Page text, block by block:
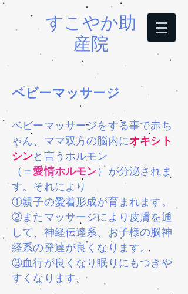
すこやか助
産院
ベビーマッサージ
ベビーマッサージをする事で赤ち
ゃん、ママ双方の脳内にオキシト
シンと言うホルモン
（＝愛情ホルモン）が分泌されま
す。それにより
①親子の愛着形成が育まれます。
​②またマッサージにより皮膚を通
して、神経伝達系、お子様の脳神
経系の発達が良くなります。
③血行が良くなり眠りにもつきや
すくなります。